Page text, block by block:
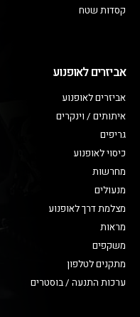
קסדות שטח
אביזרים לאופנוע
אביזרים לאופנוע
איתותים / וינקרים
גריפים
כיסוי לאופנוע
מחרשות
מנעולים
מצלמת דרך לאופנוע
מראות
משקפים
מתקנים לטלפון
ערכות התנעה / בוסטרים